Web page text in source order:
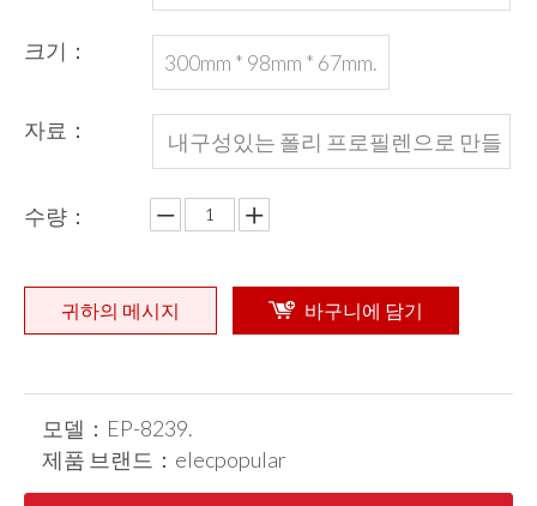
크기：
300mm * 98mm * 67mm.
자료：
내구성있는 폴리 프로필렌으로 만들
수량：
귀하의 메시지 바구니에 담기
모델： EP-8239.
제품 브랜드： elecpopular